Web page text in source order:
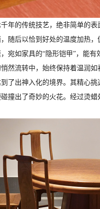
年的传统技艺，绝非简单的
随后以恰到好处的温度加热
宛如家具的“隐形铠甲”，能
然流转中，始终保持着温润如
了出神入化的境界。其精心
撞出了奇妙的火花。经过烫